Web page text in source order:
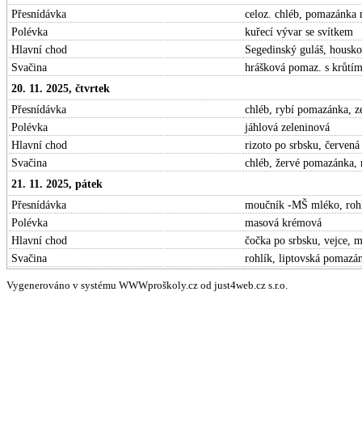
Přesnídávka
celoz. chléb,
Polévka
kuřecí vývar se svítkem
Hlavní chod
Segedinský guláš,
Svačina
hrášková pomaz. s
20. 11. 2025, čtvrtek
Přesnídávka
chléb, rybí pomazánka,
Polévka
jáhlová zeleninová
Hlavní chod
rizoto po srbsku,
Svačina
chléb, žervé pomazánka,
21. 11. 2025, pátek
Přesnídávka
moučník -MŠ mléko,
Polévka
masová krémová
Hlavní chod
čočka po srbsku, vejce,
Svačina
rohlík, liptovská
Vygenerováno v systému WWWproškoly.cz od just4web.cz s.r.o.